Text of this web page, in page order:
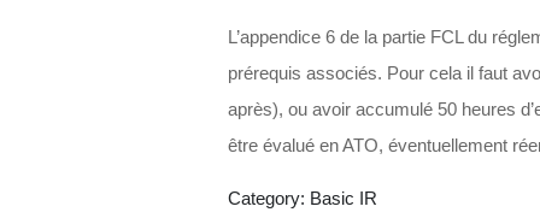
L’appendice 6 de la partie FCL du
prérequis associés. Pour cela il faut
après), ou avoir accumulé 50 heures
être évalué en ATO, éventuellement
Category: Basic IR